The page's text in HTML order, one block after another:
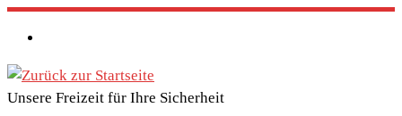
Zum
Inhalt
springen
Unsere Freizeit für Ihre Sicherheit